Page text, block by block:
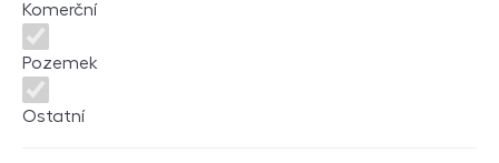
Komerční
Pozemek
Ostatní